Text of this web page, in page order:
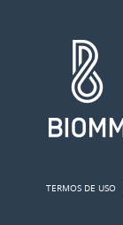
TERMOS DE USO